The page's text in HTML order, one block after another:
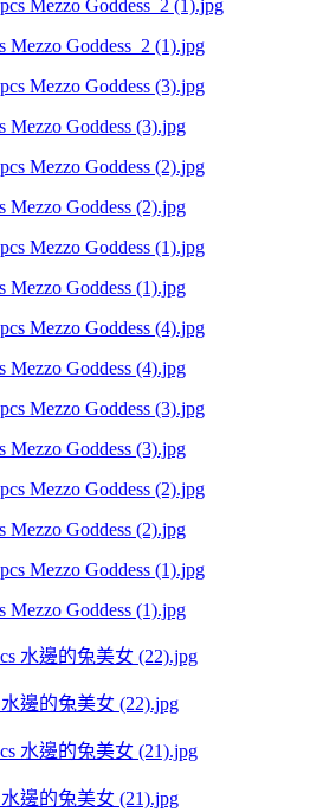
Mezzo Goddess_2 (1).jpg
Mezzo Goddess (3).jpg
Mezzo Goddess (2).jpg
Mezzo Goddess (1).jpg
Mezzo Goddess (4).jpg
Mezzo Goddess (3).jpg
Mezzo Goddess (2).jpg
Mezzo Goddess (1).jpg
水邊的兔美女 (22).jpg
水邊的兔美女 (21).jpg